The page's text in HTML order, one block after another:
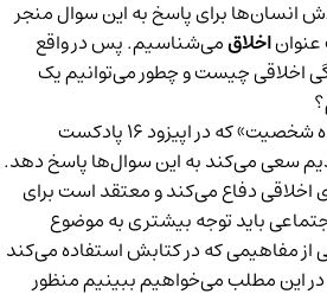
برای پاسخ به این سوال منجر
اخلاقمی‌شناسیم. پس در واقع
اخلاقی چیست و چطور می‌توانیم یک
شخصیت» که در
اپیزود ۱۶ پادکست
سعی می‌کند به این سوال‌ها پاسخ دهد.
اخلاقی دفاع می‌کند و معتقد است برای
باید توجه بیشتری به موضوع
مفاهیمی که در کتابش استفاده می‌کند
این مطلب می‌خواهیم ببینیم منظور